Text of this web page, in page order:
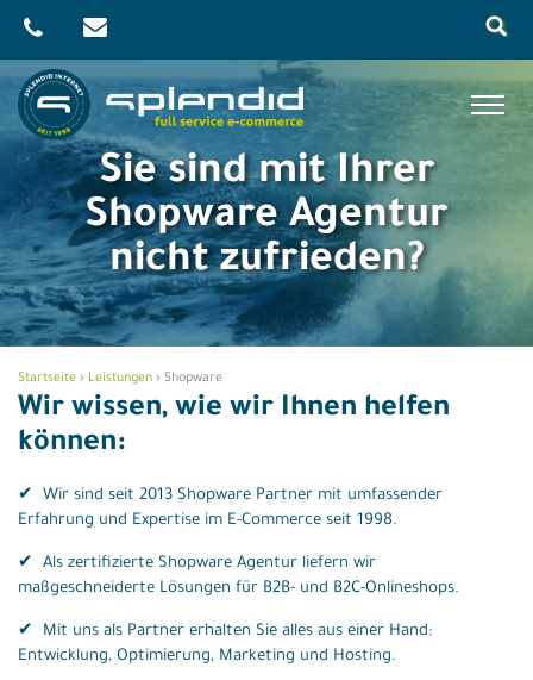
content
Menu
Referenzen
Leistungen
Magento
Shopware
Aktuelles
Agentur
Magento
Shopify
Splendid Internet
Blog
Sie sind mit Ihrer
Shopware Agentur
nicht zufrieden?
Startseite › Leistungen › Shopware
Wir wissen, wie wir Ihnen helfen
können:
✔ Wir sind seit 2013 Shopware Partner mit umfassender
Erfahrung und Expertise im E-Commerce seit 1998.
✔ Als zertifizierte Shopware Agentur liefern wir
maßgeschneiderte Lösungen für B2B- und B2C-Onlineshops.
✔ Mit uns als Partner erhalten Sie alles aus einer Hand:
Entwicklung, Optimierung, Marketing und Hosting.